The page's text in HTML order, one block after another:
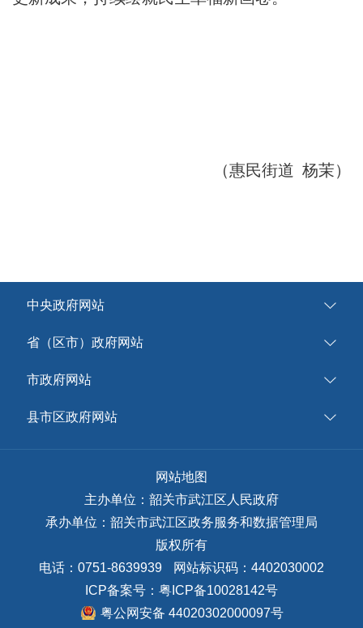
（惠民街道 杨茉）
中央政府网站
省（区市）政府网站
市政府网站
县市区政府网站
网站地图
主办单位：韶关市武江区人民政府
承办单位：韶关市武江区政务服务和数据管理局
版权所有
电话：0751-8639939
网站标识码：4402030002
ICP备案号： 粤ICP备10028142号
粤公网安备 44020302000097号